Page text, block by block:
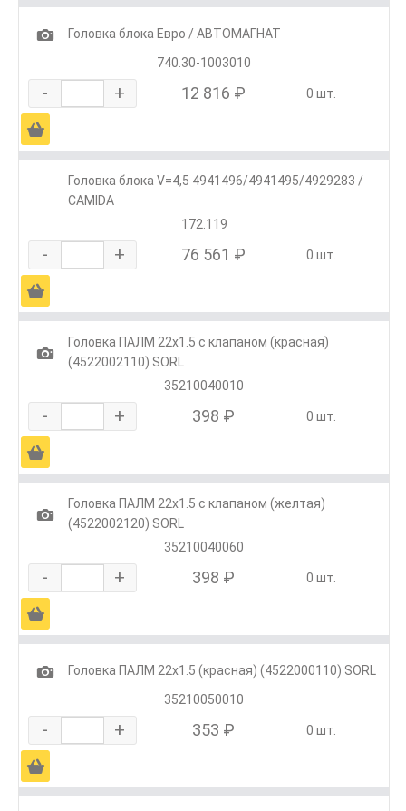
1
Головка блока Евро / АВТОМАГНАТ
740.30-1003010
- + 12 816 ₽ 0 шт.
Ä
Головка блока V=4,5 4941496/4941495/4929283 /
CAMIDA
172.119
- + 76 561 ₽ 0 шт.
Ä
1
Головка ПАЛМ 22х1.5 с клапаном (красная)
(4522002110) SORL
35210040010
- + 398 ₽ 0 шт.
Ä
1
Головка ПАЛМ 22х1.5 с клапаном (желтая)
(4522002120) SORL
35210040060
- + 398 ₽ 0 шт.
Ä
1
Головка ПАЛМ 22х1.5 (красная) (4522000110) SORL
35210050010
- + 353 ₽ 0 шт.
Ä